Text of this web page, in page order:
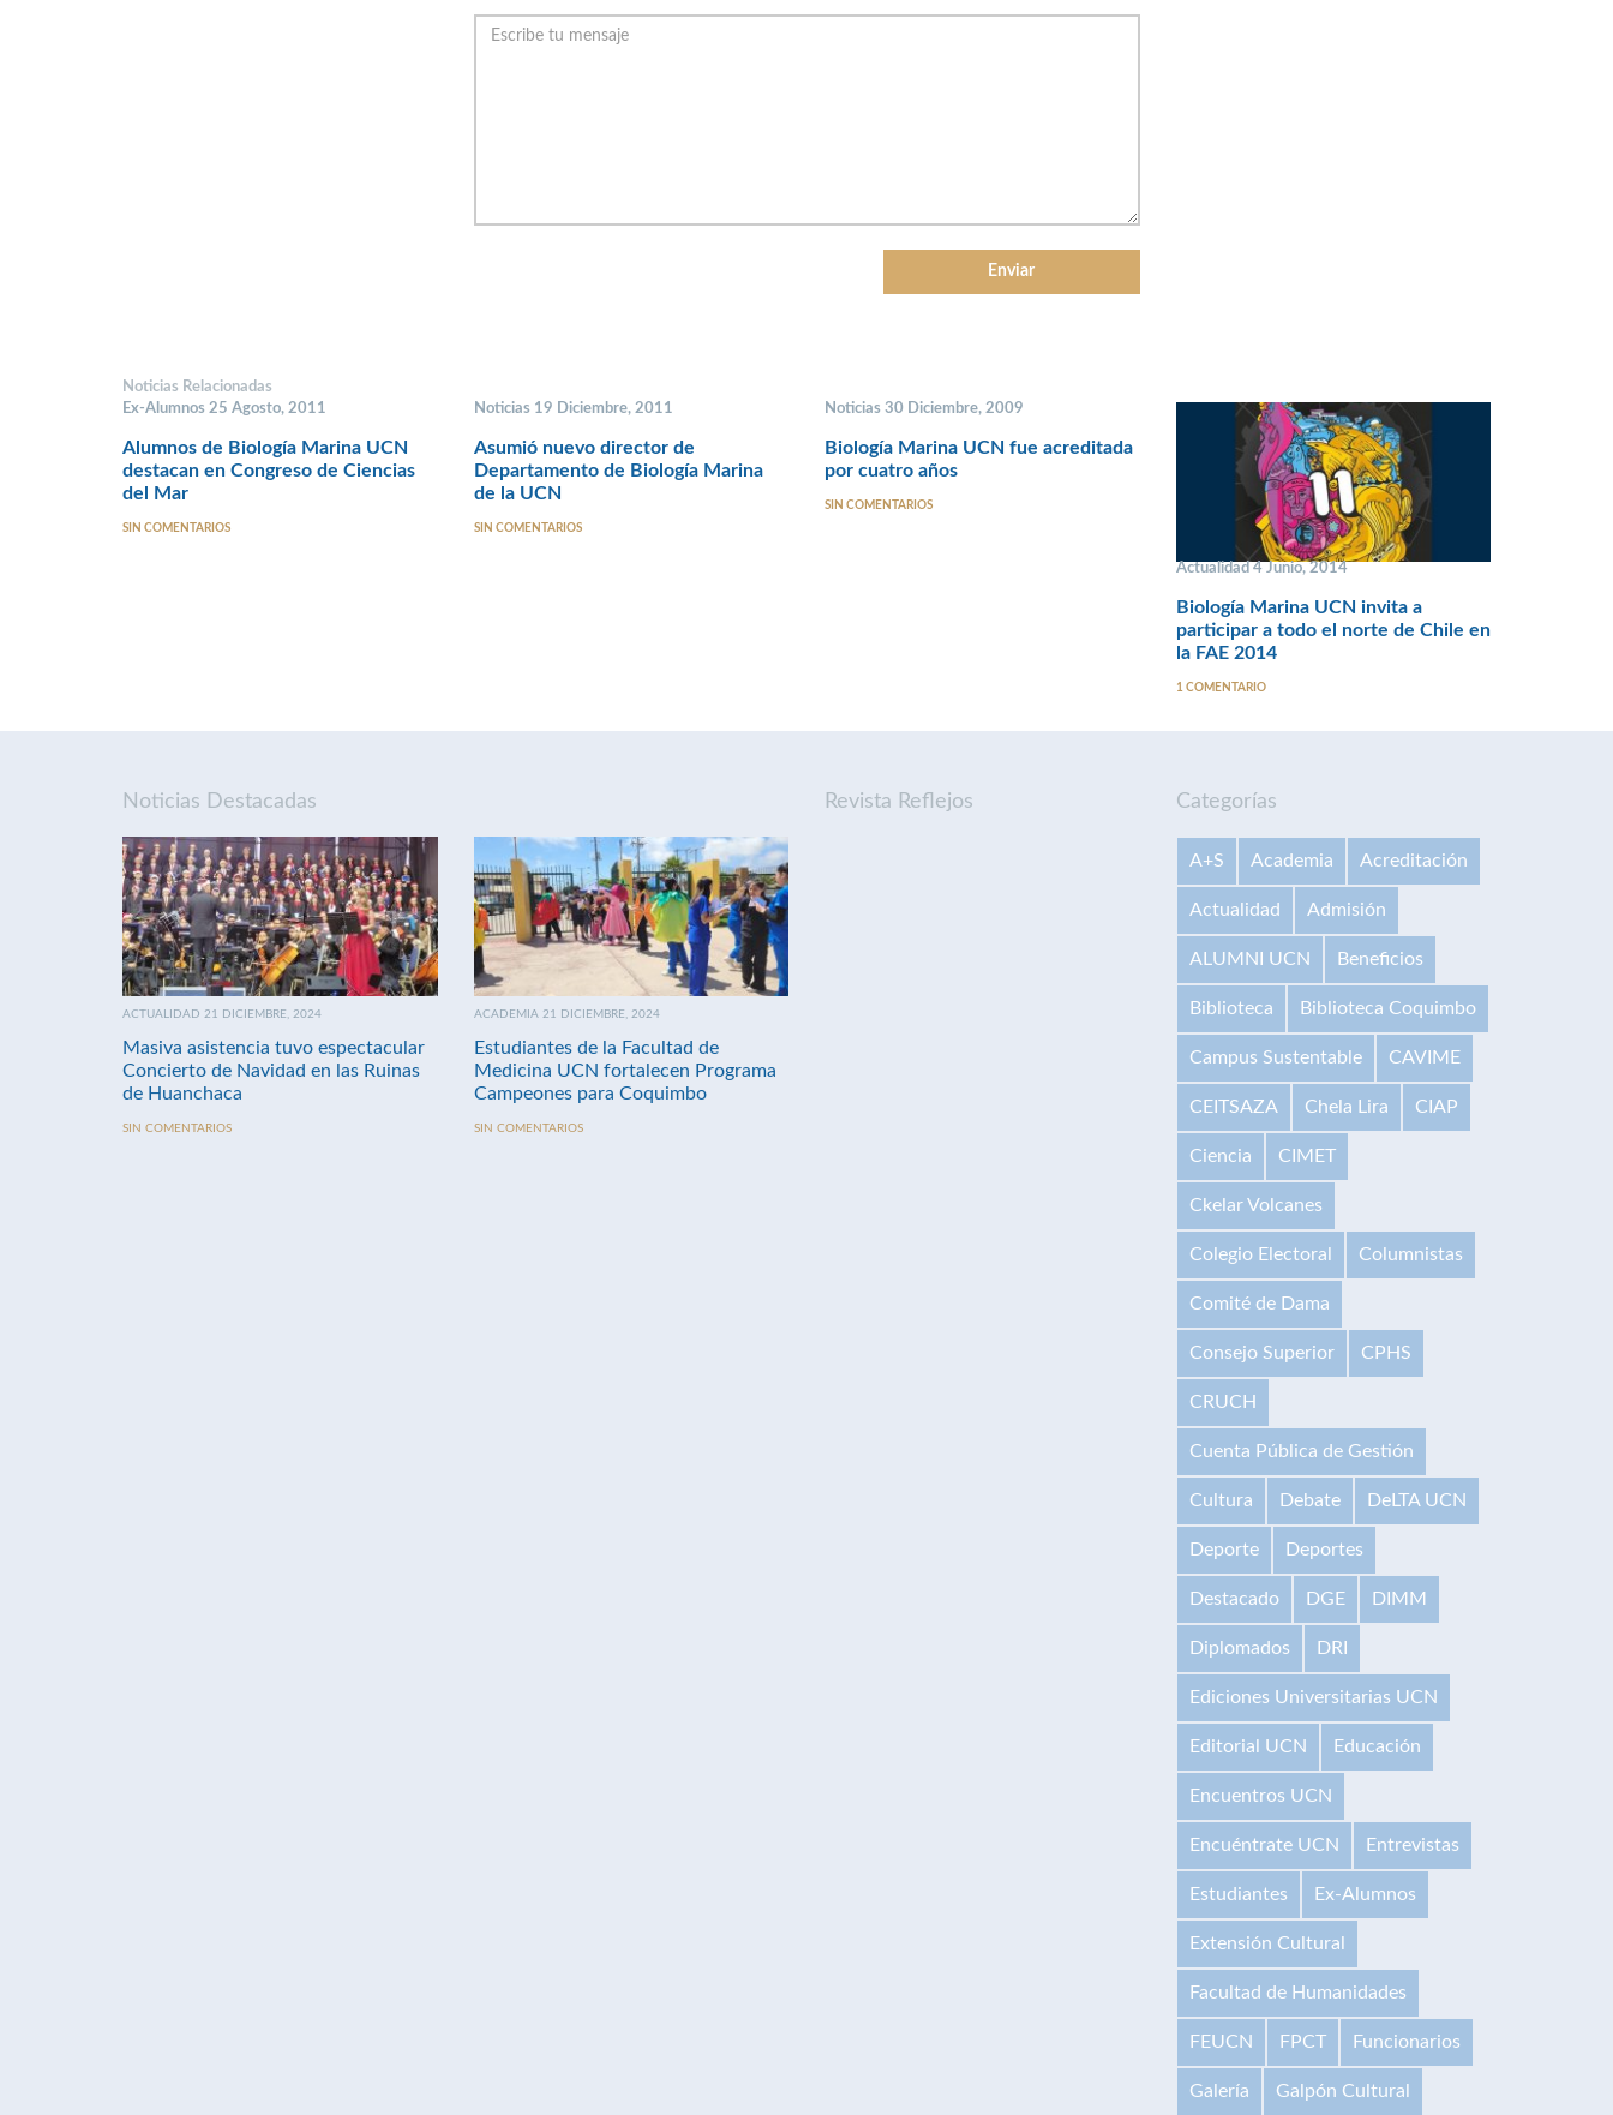
Noticias Relacionadas
Ex-Alumnos 25 Agosto, 2011
Alumnos de Biología Marina UCN
destacan en Congreso de Ciencias
del Mar
SIN COMENTARIOS
Noticias 19 Diciembre, 2011
Asumió nuevo director de
Departamento de Biología Marina
de la UCN
SIN COMENTARIOS
Noticias 30 Diciembre, 2009
Biología Marina UCN fue acreditada
por cuatro años
SIN COMENTARIOS
Actualidad 4 Junio, 2014
Biología Marina UCN invita a
participar a todo el norte de Chile en
la FAE 2014
1 COMENTARIO
Noticias Destacadas
ACTUALIDAD 21 DICIEMBRE, 2024
Masiva asistencia tuvo espectacular
Concierto de Navidad en las Ruinas
de Huanchaca
SIN COMENTARIOS
ACADEMIA 21 DICIEMBRE, 2024
Estudiantes de la Facultad de
Medicina UCN fortalecen Programa
Campeones para Coquimbo
SIN COMENTARIOS
Revista Reflejos Categorías
A+S Academia Acreditación
Actualidad Admisión
ALUMNI UCN Beneficios
Biblioteca Biblioteca Coquimbo
Campus Sustentable CAVIME
CEITSAZA Chela Lira CIAP
Ciencia CIMET
Ckelar Volcanes
Colegio Electoral Columnistas
Comité de Dama
Consejo Superior CPHS
CRUCH
Cuenta Pública de Gestión
Cultura Debate DeLTA UCN
Deporte Deportes
Destacado DGE DIMM
Diplomados DRI
Ediciones Universitarias UCN
Editorial UCN Educación
Encuentros UCN
Encuéntrate UCN Entrevistas
Estudiantes Ex-Alumnos
Extensión Cultural
Facultad de Humanidades
FEUCN FPCT Funcionarios
Galería Galpón Cultural